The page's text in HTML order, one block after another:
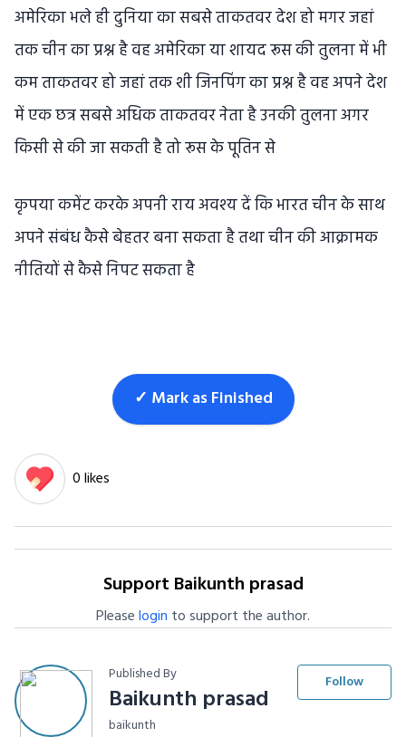
अमेरिका भले ही दुनिया का सबसे ताकतवर देश हो मगर जहां
तक चीन का प्रश्न है वह अमेरिका या शायद रूस की तुलना में भी
कम ताकतवर हो जहां तक शी जिनपिंग का प्रश्न है वह अपने देश
में एक छत्र सबसे अधिक ताकतवर नेता है उनकी तुलना अगर
किसी से की जा सकती है तो रूस के पूतिन से
कृपया कमेंट करके अपनी राय अवश्य दें कि भारत चीन के साथ
अपने संबंध कैसे बेहतर बना सकता है तथा चीन की आक्रामक
नीतियों से कैसे निपट सकता है
✓ Mark as Finished
0 likes
Support Baikunth prasad
Pleaselogin to support the author.
Published By
Baikunth prasad
baikunth
Follow